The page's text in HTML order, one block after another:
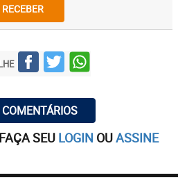
RECEBER
SEU LOGIN OUASSINE